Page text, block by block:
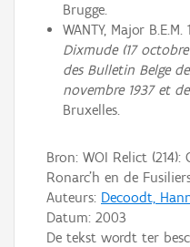
Brugge.
WANTY, Major B.E.M.
Dixmude (17
des Bulletin Belge
novembre 1937 et
Bruxelles.
Bron: WOI Relict
Ronarc'h en de
Auteurs: Decoodt,
Datum: 2003
De tekst wordt ter